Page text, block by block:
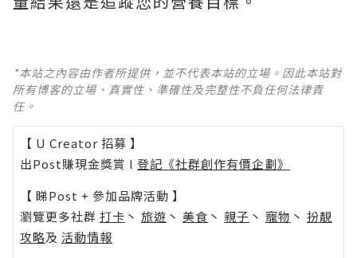
*本站之內容由作者所提供，並不代表本站的立場。因此本站對
所有博客的立場、真實性、準確性及完整性不負任何法律責
任。
【 U Creator 招募 】
出Post賺現金獎賞 l 登記《社群創作有價企劃》
【 睇Post + 參加品牌活動 】
瀏覽更多社群 打卡 丶 旅遊 丶 美食 丶 親子 丶 寵物 丶 扮靚
攻略及 活動情報